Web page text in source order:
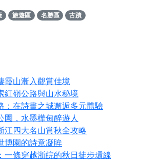
旅遊區 名勝區 古蹟
霞山漸入觀賞佳境
紅嶺公路與山水秘境
：在詩畫之城邂逅多元體驗
園，水墨樺甸醉遊人
江四大名山賞秋全攻略
博園的詩意凝眸
一條穿越浙皖的秋日徒步環線